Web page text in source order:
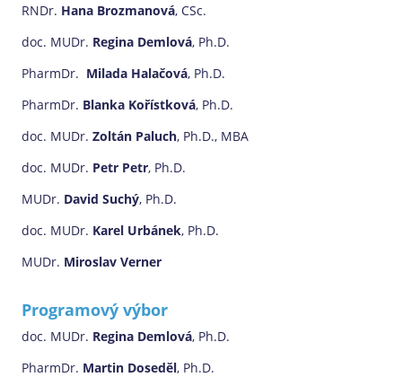
RNDr. Hana Brozmanová, CSc.
doc. MUDr. Regina Demlová, Ph.D.
PharmDr. Milada Halačová, Ph.D.
PharmDr. Blanka Kořístková, Ph.D.
doc. MUDr. Zoltán Paluch, Ph.D., MBA
doc. MUDr. Petr Petr, Ph.D.
MUDr. David Suchý, Ph.D.
doc. MUDr. Karel Urbánek, Ph.D.
MUDr. Miroslav Verner
Programový výbor
doc. MUDr. Regina Demlová, Ph.D.
PharmDr. Martin Doseděl, Ph.D.